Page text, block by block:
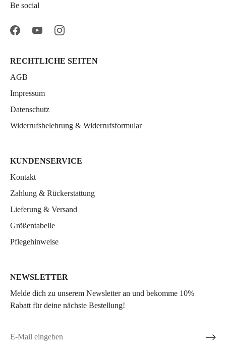
Be social
RECHTLICHE SEITEN
AGB
Impressum
Datenschutz
Widerrufsbelehrung & Widerrufsformular
KUNDENSERVICE
Kontakt
Zahlung & Rückerstattung
Lieferung & Versand
Größentabelle
Pflegehinweise
NEWSLETTER
Melde dich zu unserem Newsletter an und bekomme 10%
Rabatt für deine nächste Bestellung!